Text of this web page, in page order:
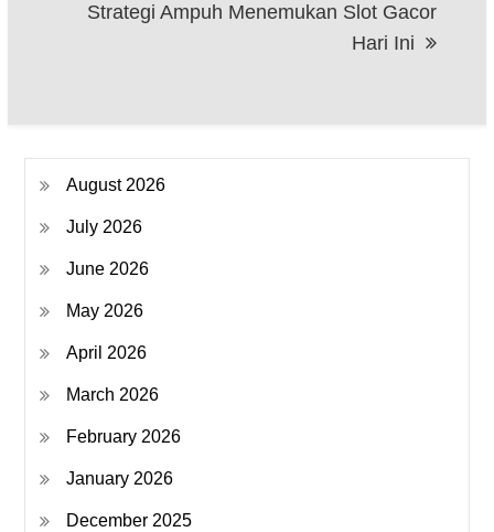
Strategi Ampuh Menemukan Slot Gacor
Hari Ini
August 2026
July 2026
June 2026
May 2026
April 2026
March 2026
February 2026
January 2026
December 2025